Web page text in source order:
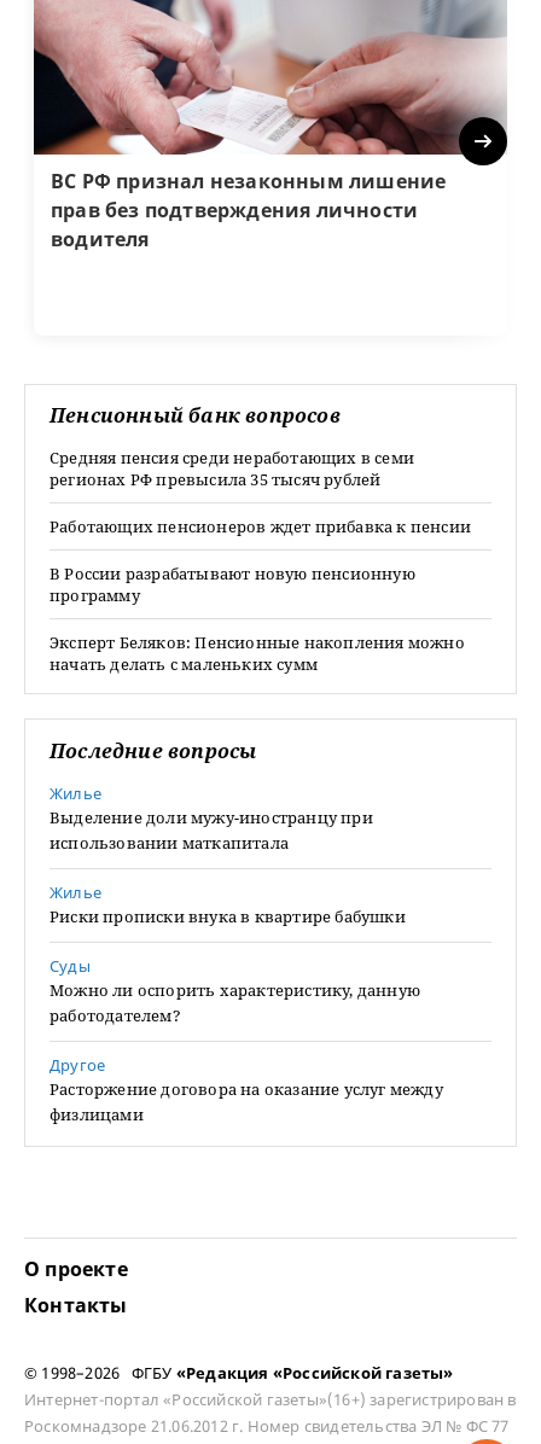
ВС РФ признал незаконным лишение
прав без подтверждения личности
водителя
Next
Пенсионный банк вопросов
Средняя пенсия среди неработающих в семи
регионах РФ превысила 35 тысяч рублей
Работающих пенсионеров ждет прибавка к пенсии
В России разрабатывают новую пенсионную
программу
Эксперт Беляков: Пенсионные накопления можно
начать делать с маленьких сумм
Последние вопросы
Жилье
Выделение доли мужу-иностранцу при
использовании маткапитала
Жилье
Риски прописки внука в квартире бабушки
Суды
Можно ли оспорить характеристику, данную
работодателем?
Другое
Расторжение договора на оказание услуг между
физлицами
О проекте
Контакты
© 1998–2026 ФГБУ «Редакция «Российской газеты»
Интернет-портал «Российской газеты»(16+) зарегистрирован в
Роскомнадзоре 21.06.2012 г. Номер свидетельства ЭЛ № ФС 77